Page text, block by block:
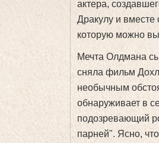
актера,
Дракулу и вместе
которую можно
Мечта Олдмана
сняла фильм
необычным
обнаруживает в
подозревающий
парней". Ясно,